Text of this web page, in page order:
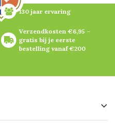
130 jaar ervaring
Verzendkosten €6,95 –
gratis bij je eerste
bestelling vanaf €200